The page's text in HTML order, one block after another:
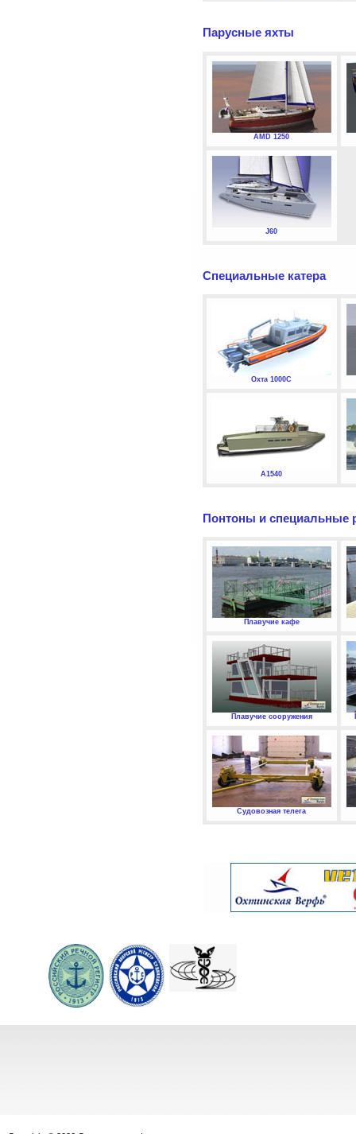
Парусные яхты
AMD 1250
J60
Специальные катера
Охта 1000С
А1540
Понтоны и специальные
Плавучие кафе
Плавучие сооружения
Судовозная телега